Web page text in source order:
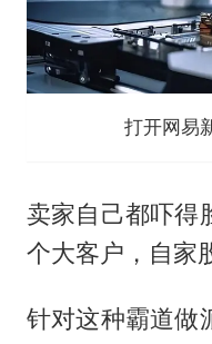
打开网易
卖家自己都吓
个大客户，自家
针对这种霸道做